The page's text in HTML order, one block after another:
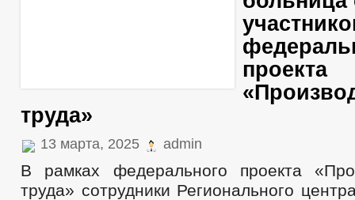
проекта
труда»
13 марта, 2025 admin
В рамках федерального проекта
труда» сотрудники Регионального